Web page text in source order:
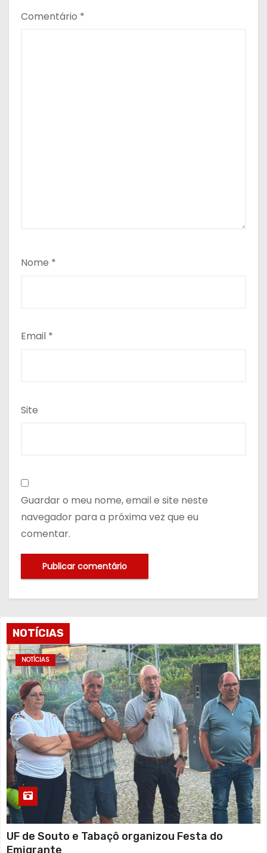
Comentário *
Nome *
Email *
Site
Guardar o meu nome, email e site neste
navegador para a próxima vez que eu
comentar.
NOTÍCIAS
NOTÍCIAS
UF de Souto e Tabaçô organizou Festa do
Emigrante